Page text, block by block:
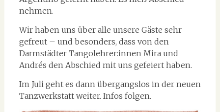
nehmen.
Wir haben uns über alle unsere Gäste sehr
gefreut – und besonders, dass von den
Darmstädter Tangolehrer:innen Mira und
Andrés den Abschied mit uns gefeiert haben.
Im Juli geht es dann übergangslos in der neuen
Tanzwerkstatt weiter. Infos folgen.